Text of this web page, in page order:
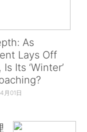
As
Lays Off
Its ‘Winter’
月01日